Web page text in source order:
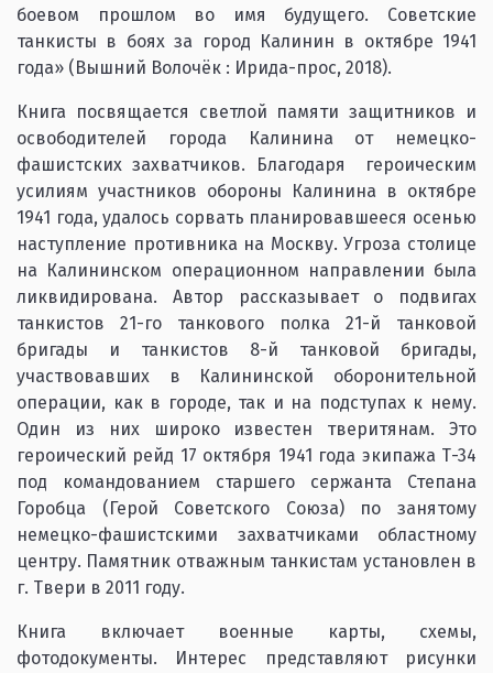
боевом прошлом во имя будущего. Советские
танкисты в боях за город Калинин в октябре 1941
года» (Вышний Волочёк : Ирида-прос, 2018).
Книга посвящается светлой памяти защитников и
освободителей города Калинина от немецко-
фашистских захватчиков. Благодаря героическим
усилиям участников обороны Калинина в октябре
1941 года, удалось сорвать планировавшееся осенью
наступление противника на Москву. Угроза столице
на Калининском операционном направлении была
ликвидирована. Автор рассказывает о подвигах
танкистов 21-го танкового полка 21-й танковой
бригады и танкистов 8-й танковой бригады,
участвовавших в Калининской оборонительной
операции, как в городе, так и на подступах к нему.
Один из них широко известен тверитянам. Это
героический рейд 17 октября 1941 года экипажа Т-34
под командованием старшего сержанта Степана
Горобца (Герой Советского Союза) по занятому
немецко-фашистскими захватчиками областному
центру. Памятник отважным танкистам установлен в
г. Твери в 2011 году.
Книга включает военные карты, схемы,
фотодокументы. Интерес представляют рисунки